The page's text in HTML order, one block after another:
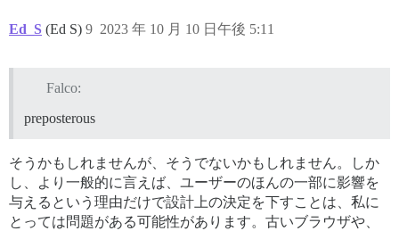
Ed_S (Ed S) 2023 年 10 月 10 日午後 5:11
9
Falco:
preposterous
そうかもしれませんが、そうでないかもしれません。しか
し、より一般的に言えば、ユーザーのほんの一部に影響を
与えるという理由だけで設計上の決定を下すことは、私に
とっては問題がある可能性があります。古いブラウザや、